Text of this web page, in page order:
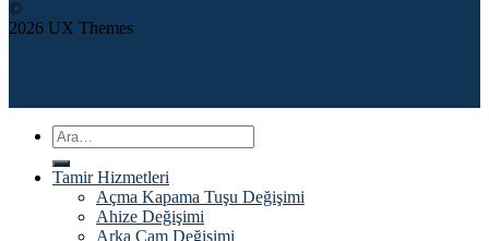
©
2026 UX Themes
Ara:
Tamir Hizmetleri
Açma Kapama Tuşu Değişimi
Ahize Değişimi
Arka Cam Değişimi